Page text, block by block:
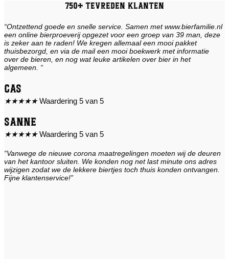
750+ tevreden klanten
“Ontzettend goede en snelle service. Samen met www.bierfamilie.nl
een online bierproeverij opgezet voor een groep van 39 man, deze
is zeker aan te raden! We kregen allemaal een mooi pakket
thuisbezorgd, en via de mail een mooi boekwerk met informatie
over de bieren, en nog wat leuke artikelen over bier in het
algemeen. “
Cas
★★★★★ Waardering 5 van 5
Sanne
★★★★★ Waardering 5 van 5
“Vanwege de nieuwe corona maatregelingen moeten wij de deuren
van het kantoor sluiten. We konden nog net last minute ons adres
wijzigen zodat we de lekkere biertjes toch thuis konden ontvangen.
Fijne klantenservice!”